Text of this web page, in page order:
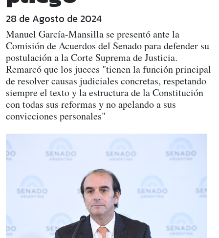
28 de Agosto de 2024
Manuel García-Mansilla se presentó ante la
Comisión de Acuerdos del Senado para defender su
postulación a la Corte Suprema de Justicia.
Remarcó que los jueces "tienen la función principal
de resolver causas judiciales concretas, respetando
siempre el texto y la estructura de la Constitución
con todas sus reformas y no apelando a sus
convicciones personales"